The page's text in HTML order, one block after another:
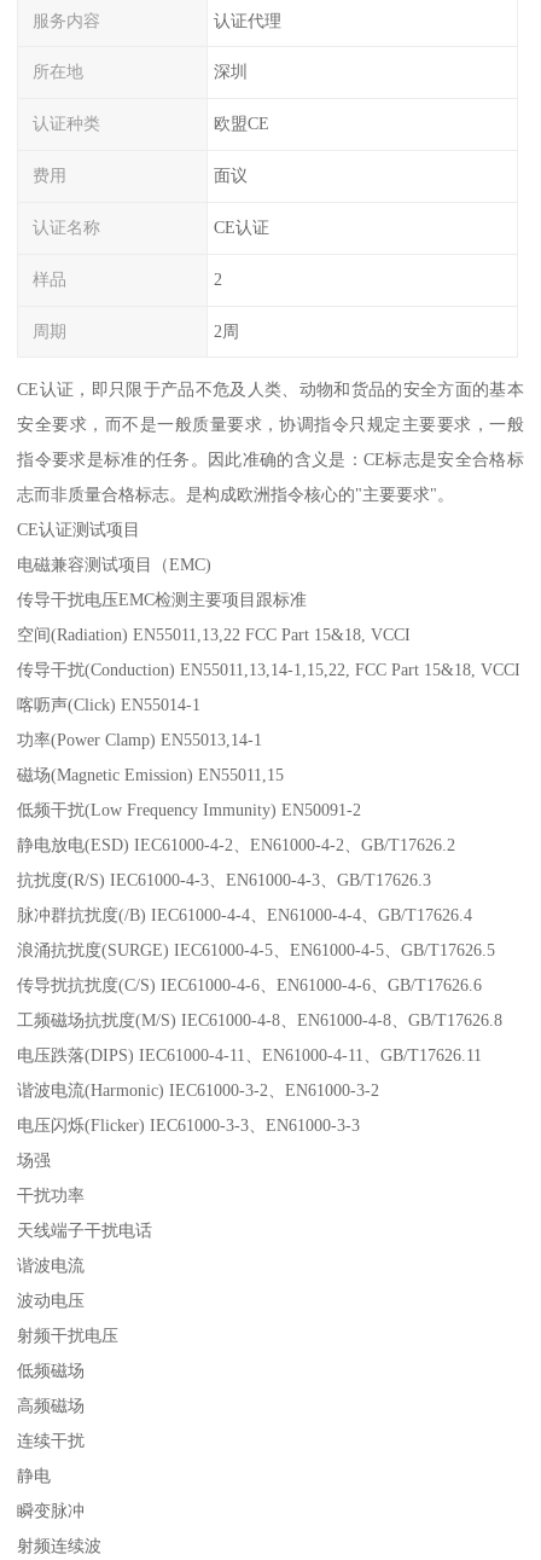
服务内容 认证代理
所在地 深圳
认证种类 欧盟CE
费用 面议
认证名称 CE认证
样品 2
周期 2周
CE认证，即只限于产品不危及人类、动物和货品的安全方面的基本
安全要求，而不是一般质量要求，协调指令只规定主要要求，一般
指令要求是标准的任务。因此准确的含义是：CE标志是安全合格标
志而非质量合格标志。是构成欧洲指令核心的"主要要求"。
CE认证测试项目
电磁兼容测试项目（EMC)
传导干扰电压EMC检测主要项目跟标准
空间(Radiation) EN55011,13,22 FCC Part 15&18, VCCI
传导干扰(Conduction) EN55011,13,14-1,15,22, FCC Part 15&18, VCCI
喀呖声(Click) EN55014-1
功率(Power Clamp) EN55013,14-1
磁场(Magnetic Emission) EN55011,15
低频干扰(Low Frequency Immunity) EN50091-2
静电放电(ESD) IEC61000-4-2、EN61000-4-2、GB/T17626.2
抗扰度(R/S) IEC61000-4-3、EN61000-4-3、GB/T17626.3
脉冲群抗扰度(/B) IEC61000-4-4、EN61000-4-4、GB/T17626.4
浪涌抗扰度(SURGE) IEC61000-4-5、EN61000-4-5、GB/T17626.5
传导扰抗扰度(C/S) IEC61000-4-6、EN61000-4-6、GB/T17626.6
工频磁场抗扰度(M/S) IEC61000-4-8、EN61000-4-8、GB/T17626.8
电压跌落(DIPS) IEC61000-4-11、EN61000-4-11、GB/T17626.11
谐波电流(Harmonic) IEC61000-3-2、EN61000-3-2
电压闪烁(Flicker) IEC61000-3-3、EN61000-3-3
场强
干扰功率
天线端子干扰电话
谐波电流
波动电压
射频干扰电压
低频磁场
高频磁场
连续干扰
静电
瞬变脉冲
射频连续波